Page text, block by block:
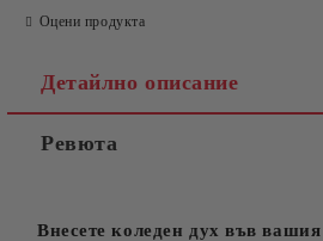
Оцени продукта
Детайлно описание
Ревюта
Внесете коледен дух във вашия